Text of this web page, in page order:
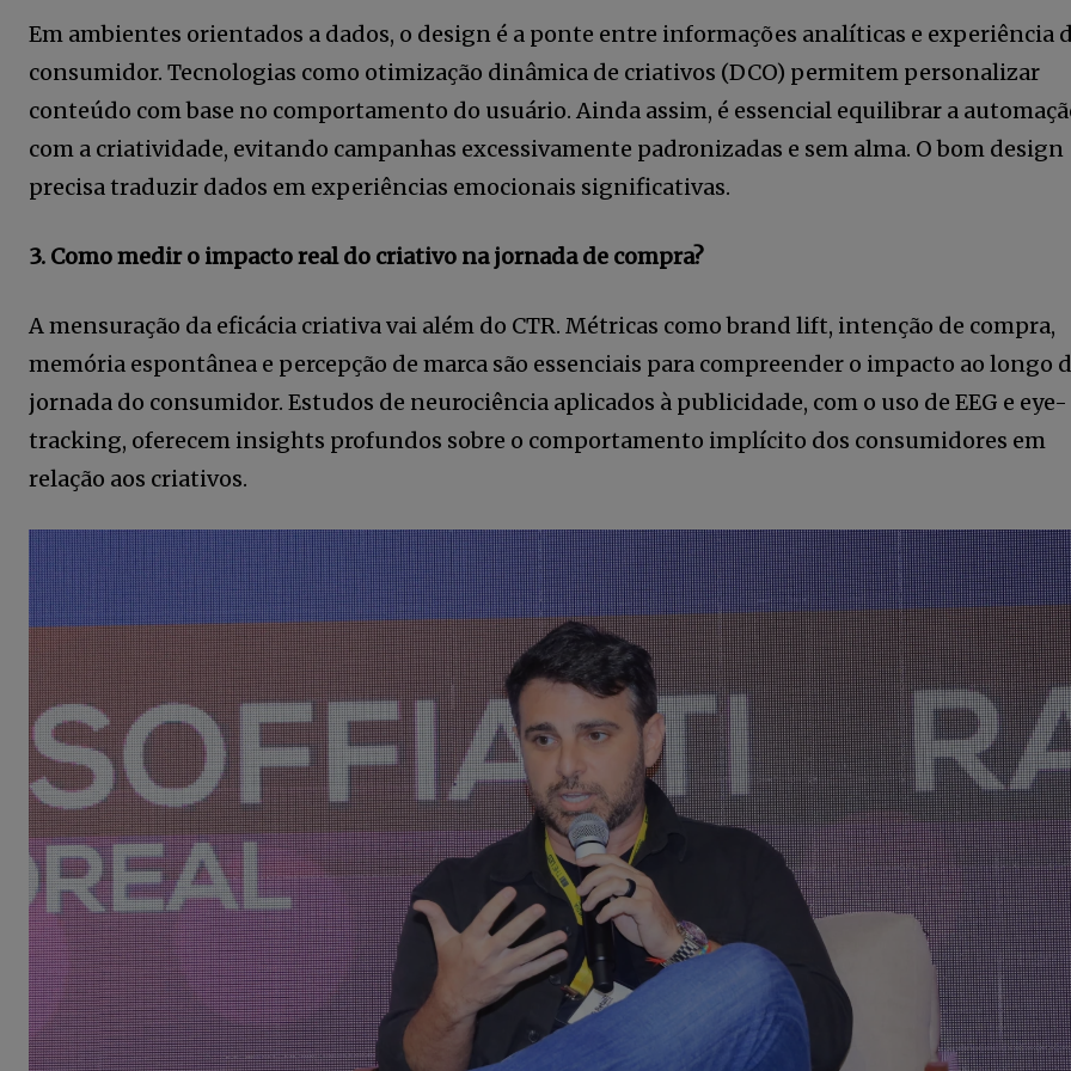
acesso a conteúdos exclusivos.
12,345
Em ambientes orientados a dados, o design é a ponte entre informações analíticas e experiência
consumidor. Tecnologias como otimização dinâmica de criativos (DCO) permitem personalizar
conteúdo com base no comportamento do usuário. Ainda assim, é essencial equilibrar a
com a criatividade, evitando campanhas excessivamente padronizadas e sem alma. O bom design
precisa traduzir dados em experiências emocionais significativas.
3. Como medir o impacto real do criativo na jornada de compra?
A mensuração da eficácia criativa vai além do CTR. Métricas como brand lift, intenção de compra,
memória espontânea e percepção de marca são essenciais para compreender o impacto ao longo
jornada do consumidor. Estudos de neurociência aplicados à publicidade, com o uso de EEG e eye-
tracking, oferecem insights profundos sobre o comportamento implícito dos consumidores em
relação aos criativos.